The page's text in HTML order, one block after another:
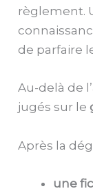
règlement.
de parfaire
Au-delà de
jugés sur le
Après la
une